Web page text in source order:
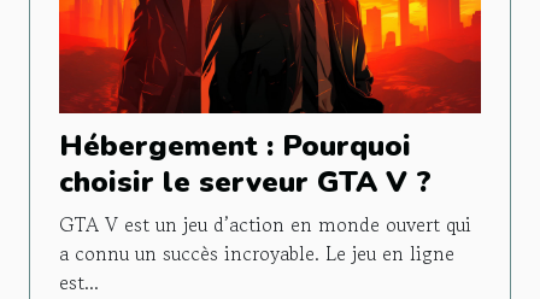
Hébergement : Pourquoi
choisir le serveur GTA V ?
GTA V est un jeu d’action en monde ouvert qui
a connu un succès incroyable. Le jeu en ligne
est...